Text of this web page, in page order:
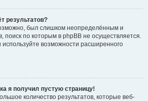
результатов?
был слишком неопределённым и
поиск по которым в phpBB не осуществляется.
используйте возможности расширенного
я получил пустую страницу!
количество результатов, которые веб-